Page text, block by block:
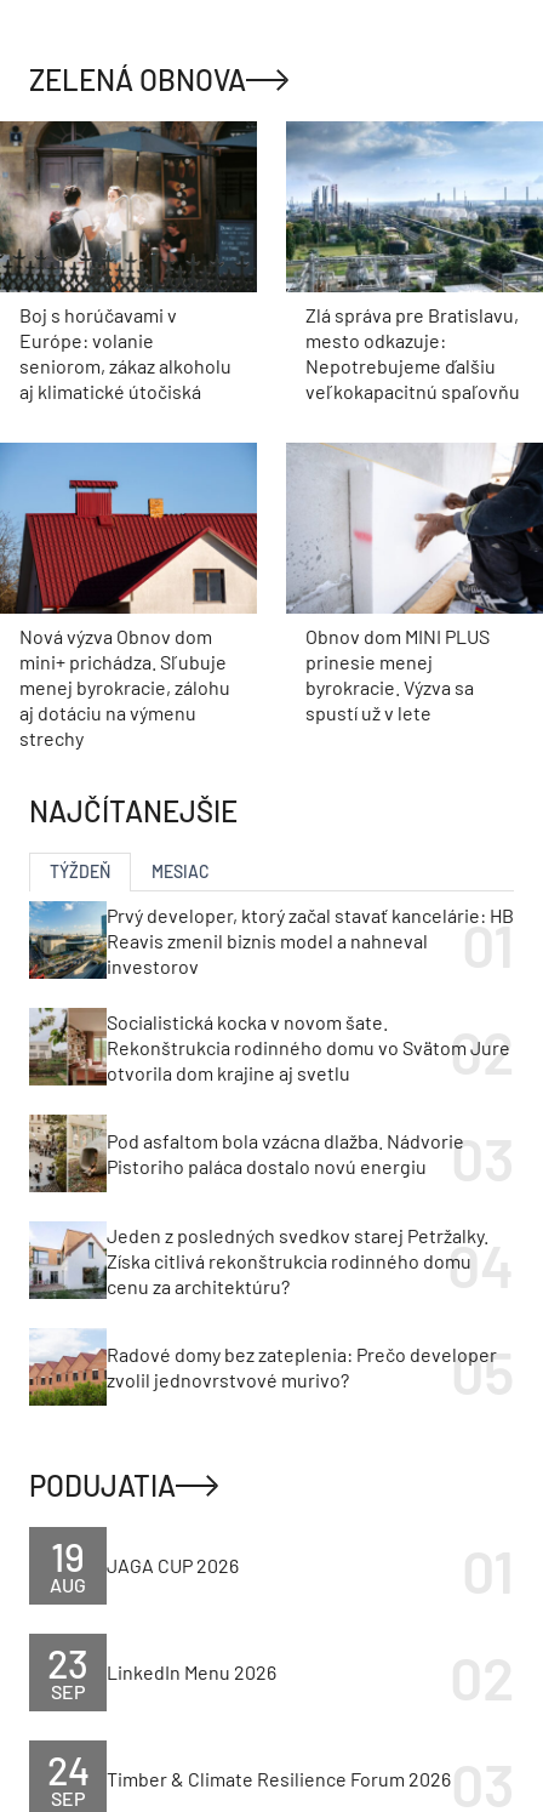
ZELENÁ OBNOVA
Boj s horúčavami v
Európe: volanie
seniorom, zákaz alkoholu
aj klimatické útočiská
Zlá správa pre Bratislavu,
mesto odkazuje:
Nepotrebujeme ďalšiu
veľkokapacitnú spaľovňu
Nová výzva Obnov dom
mini+ prichádza. Sľubuje
menej byrokracie, zálohu
aj dotáciu na výmenu
strechy
Obnov dom MINI PLUS
prinesie menej
byrokracie. Výzva sa
spustí už v lete
NAJČÍTANEJŠIE
TÝŽDEŇ MESIAC
Prvý developer, ktorý začal stavať kancelárie: HB
Reavis zmenil biznis model a nahneval
investorov
Socialistická kocka v novom šate.
Rekonštrukcia rodinného domu vo Svätom Jure
otvorila dom krajine aj svetlu
Pod asfaltom bola vzácna dlažba. Nádvorie
Pistoriho paláca dostalo novú energiu
Jeden z posledných svedkov starej Petržalky.
Získa citlivá rekonštrukcia rodinného domu
cenu za architektúru?
Radové domy bez zateplenia: Prečo developer
zvolil jednovrstvové murivo?
PODUJATIA
AUG
19 JAGA CUP 2026
SEP
23 LinkedIn Menu 2026
SEP
24 Timber & Climate Resilience Forum 2026